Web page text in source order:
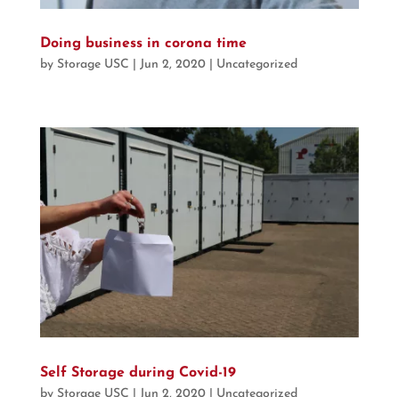
Doing business in corona time
by Storage USC Jun 2, 2020| Uncategorized
Self Storage during Covid-19
by Storage USC Jun 2, 2020| Uncategorized